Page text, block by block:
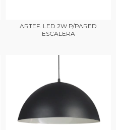
ARTEF. LED 2W P/PARED
ESCALERA